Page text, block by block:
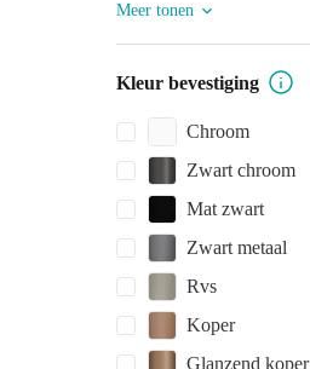
Meer tonen
Kleur bevestiging
Chroom
Zwart chroom
Mat zwart
Zwart metaal
Rvs
Koper
Glanzend koper